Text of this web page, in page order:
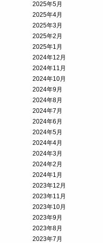
2025年5月
2025年4月
2025年3月
2025年2月
2025年1月
2024年12月
2024年11月
2024年10月
2024年9月
2024年8月
2024年7月
2024年6月
2024年5月
2024年4月
2024年3月
2024年2月
2024年1月
2023年12月
2023年11月
2023年10月
2023年9月
2023年8月
2023年7月